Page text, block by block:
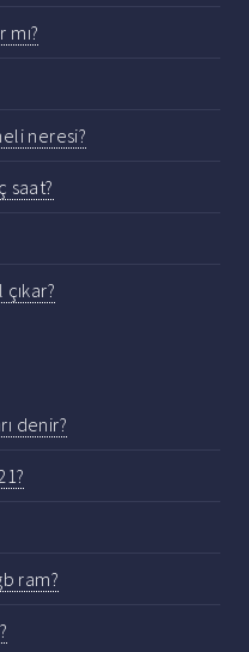
neresi?
saat?
denir?
ram?